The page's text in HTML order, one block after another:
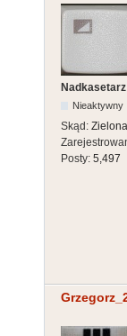
Nadkasetarz
Nieaktywny
Skąd:
Posty: 5,497